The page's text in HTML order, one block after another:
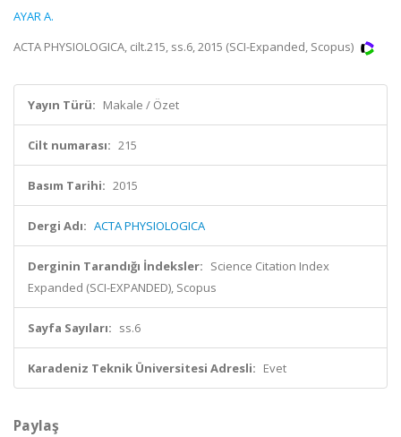
AYAR A.
ACTA PHYSIOLOGICA, cilt.215, ss.6, 2015 (SCI-Expanded, Scopus)
Yayın Türü: Makale / Özet
Cilt numarası: 215
Basım Tarihi: 2015
Dergi Adı: ACTA PHYSIOLOGICA
Derginin Tarandığı İndeksler: Science Citation Index
Expanded (SCI-EXPANDED), Scopus
Sayfa Sayıları: ss.6
Karadeniz Teknik Üniversitesi Adresli: Evet
Paylaş